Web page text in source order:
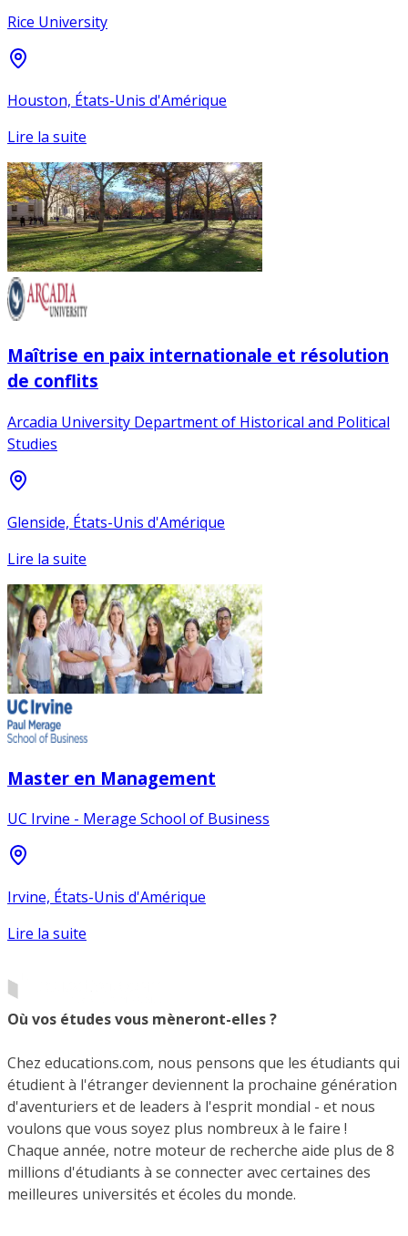
Rice University
Houston, États-Unis d'Amérique
Lire la suite
Maîtrise en paix internationale et résolution
de conflits
Arcadia University Department of Historical and Political
Studies
Glenside, États-Unis d'Amérique
Lire la suite
Master en Management
UC Irvine - Merage School of Business
Irvine, États-Unis d'Amérique
Lire la suite
Où vos études vous mèneront-elles ?
Chez educations.com, nous pensons que les étudiants qui
étudient à l'étranger deviennent la prochaine génération
d'aventuriers et de leaders à l'esprit mondial - et nous
voulons que vous soyez plus nombreux à le faire !
Chaque année, notre moteur de recherche aide plus de 8
millions d'étudiants à se connecter avec certaines des
meilleures universités et écoles du monde.